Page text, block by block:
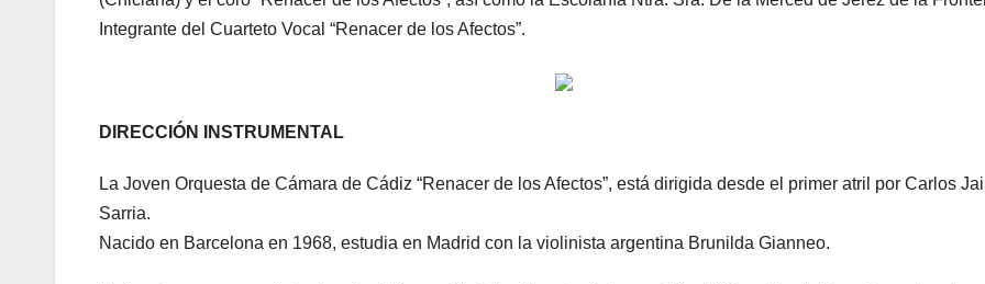
Integrante del Cuarteto Vocal “Renacer de los Afectos”.
DIRECCIÓN INSTRUMENTAL
La Joven Orquesta de Cámara de Cádiz “Renacer de los Afectos”, está dirigida desde el primer atril por Carlos
Sarria.
Nacido en Barcelona en 1968, estudia en Madrid con la violinista argentina Brunilda Gianneo.